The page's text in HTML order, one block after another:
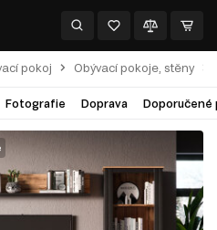
pokoj Obývací pokoje, stěny
Fotografie Doprava Doporučené